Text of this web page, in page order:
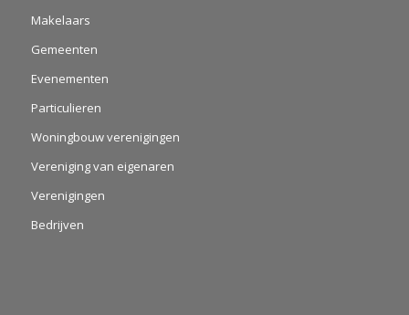
Makelaars
Gemeenten
Evenementen
Particulieren
Woningbouw verenigingen
Vereniging van eigenaren
Verenigingen
Bedrijven